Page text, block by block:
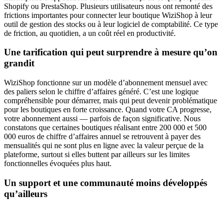
Shopify ou PrestaShop. Plusieurs utilisateurs nous ont remonté des
frictions importantes pour connecter leur boutique WiziShop à leur
outil de gestion des stocks ou à leur logiciel de comptabilité. Ce type
de friction, au quotidien, a un coût réel en productivité.
Une tarification qui peut surprendre à mesure qu’on
grandit
WiziShop fonctionne sur un modèle d’abonnement mensuel avec
des paliers selon le chiffre d’affaires généré. C’est une logique
compréhensible pour démarrer, mais qui peut devenir problématique
pour les boutiques en forte croissance. Quand votre CA progresse,
votre abonnement aussi — parfois de façon significative. Nous
constatons que certaines boutiques réalisant entre 200 000 et 500
000 euros de chiffre d’affaires annuel se retrouvent à payer des
mensualités qui ne sont plus en ligne avec la valeur perçue de la
plateforme, surtout si elles buttent par ailleurs sur les limites
fonctionnelles évoquées plus haut.
Un support et une communauté moins développés
qu’ailleurs